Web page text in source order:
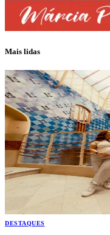
Mais lidas
DESTAQUES